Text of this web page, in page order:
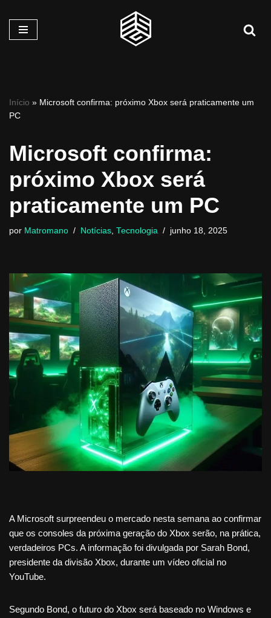
Pular
Início » Microsoft confirma: próximo Xbox será praticamente um
PC
Microsoft confirma:
próximo Xbox será
praticamente um PC
por Matromano Notícias, Tecnologia junho 18, 2025
A Microsoft surpreendeu o mercado nesta semana ao confirmar
que os consoles da próxima geração do Xbox serão, na prática,
verdadeiros PCs. A informação foi divulgada por Sarah Bond,
presidente da divisão Xbox, durante um vídeo oficial no
YouTube.
Segundo Bond, o futuro do Xbox será baseado no Windows e